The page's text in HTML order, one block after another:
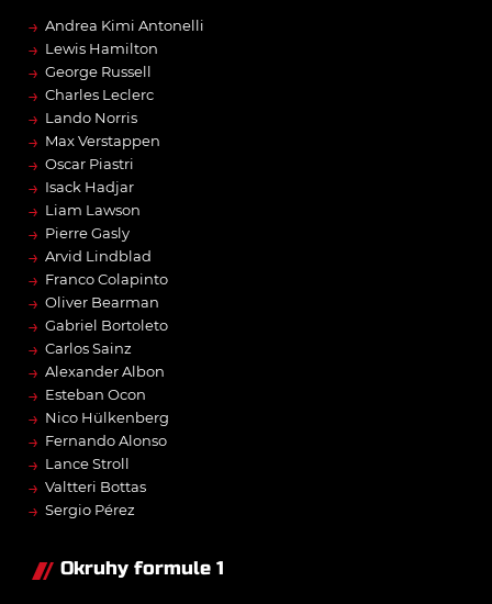
→ Andrea Kimi Antonelli
→ Lewis Hamilton
→ George Russell
→ Charles Leclerc
→ Lando Norris
→ Max Verstappen
→ Oscar Piastri
→ Isack Hadjar
→ Liam Lawson
→ Pierre Gasly
→ Arvid Lindblad
→ Franco Colapinto
→ Oliver Bearman
→ Gabriel Bortoleto
→ Carlos Sainz
→ Alexander Albon
→ Esteban Ocon
→ Nico Hülkenberg
→ Fernando Alonso
→ Lance Stroll
→ Valtteri Bottas
→ Sergio Pérez
Okruhy formule 1